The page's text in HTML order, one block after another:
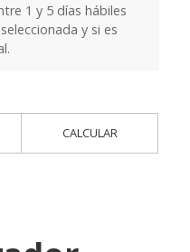
1 y 5 días hábiles
y si es
CALCULAR